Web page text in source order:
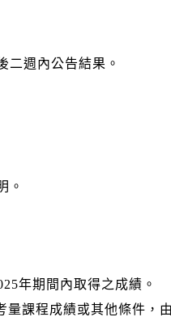
二週內公告結果。
。
年期間內取得之成績。
課程成績或其他條件，